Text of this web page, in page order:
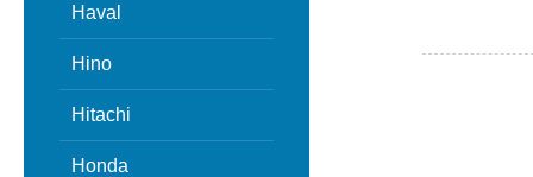
Haval
Hino
Hitachi
Honda